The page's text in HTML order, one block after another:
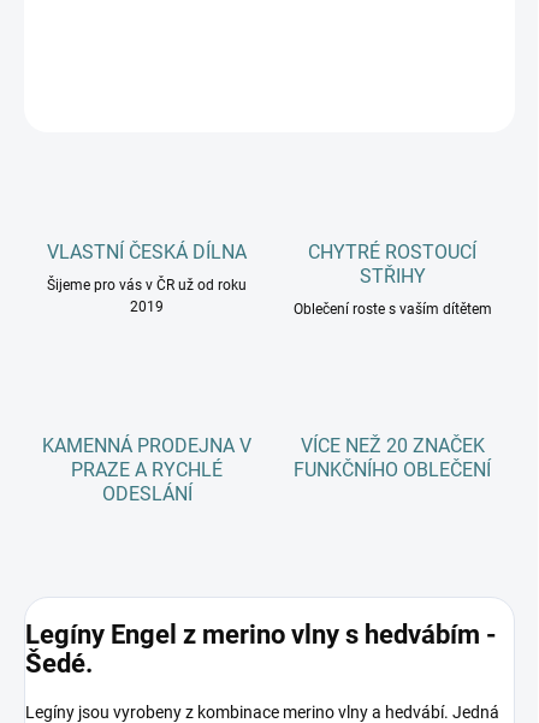
VLASTNÍ ČESKÁ DÍLNA
Šijeme pro vás v ČR už od roku
2019
CHYTRÉ ROSTOUCÍ
STŘIHY
Oblečení roste s vaším dítětem
KAMENNÁ PRODEJNA V
PRAZE A RYCHLÉ
ODESLÁNÍ
VÍCE NEŽ 20 ZNAČEK
FUNKČNÍHO OBLEČENÍ
Legíny Engel z merino vlny s hedvábím -
Šedé.
Legíny jsou vyrobeny z kombinace merino vlny a hedvábí. Jedná